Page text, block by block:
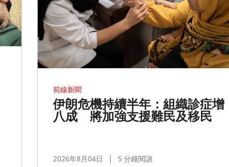
前線新聞
伊朗危機持續半年：組織診症增
八成 將加強支援難民及移民
2026年8月04日 5 分鐘閱讀